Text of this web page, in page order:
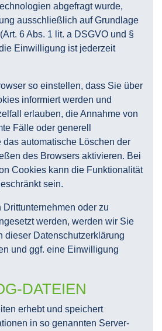
abgefragt wurde,
ausschließlich auf Grundlage
6 Abs. 1 lit. a DSGVO und §
Einwilligung ist jederzeit
so einstellen, dass Sie über
informiert werden und
erlauben, die Annahme von
Fälle oder generell
automatische Löschen der
des Browsers aktivieren. Bei
Cookies kann die Funktionalität
sein.
oder zu
werden, werden wir Sie
dieser Datenschutzerklärung
und ggf. eine Einwilligung
DATEIEN
erhebt und speichert
in so genannten Server-